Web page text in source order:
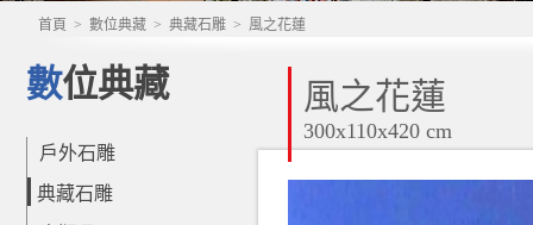
首頁 > 數位典藏 > 典藏石雕 > 風之花蓮
數位典藏
戶外石雕
典藏石雕
風之花蓮
300x110x420 cm